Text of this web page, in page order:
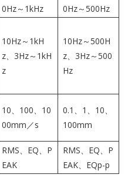
0Hz～1kHz
0Hz～500Hz
10Hz～1kH
z、3Hz～1kH
z
10Hz～500H
z、3Hz～500
Hz
10、100、10
00mm／s
0.1、1、10、
100mm
RMS、EQ、P
EAK
RMS、EQ、P
EAK、EQp-p